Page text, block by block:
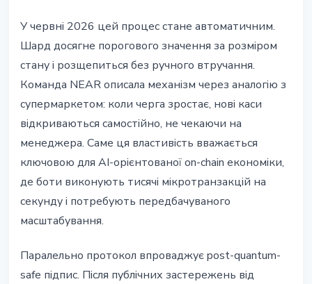
У червні 2026 цей процес стане автоматичним.
Шард досягне порогового значення за розміром
стану і розщепиться без ручного втручання.
Команда NEAR описала механізм через аналогію з
супермаркетом: коли черга зростає, нові каси
відкриваються самостійно, не чекаючи на
менеджера. Саме ця властивість вважається
ключовою для AI-орієнтованої on-chain економіки,
де боти виконують тисячі мікротранзакцій на
секунду і потребують передбачуваного
масштабування.
Паралельно протокол впроваджує post-quantum-
safe підпис. Після публічних застережень від